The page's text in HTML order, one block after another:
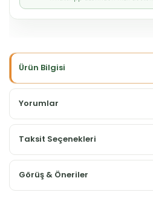
Ürün Bilgisi
Yorumlar
Taksit Seçenekleri
Görüş & Öneriler